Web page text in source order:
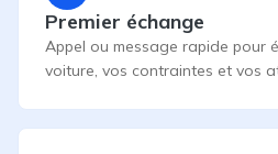
Premier échange
Appel ou message rapide pour
voiture, vos contraintes et vos